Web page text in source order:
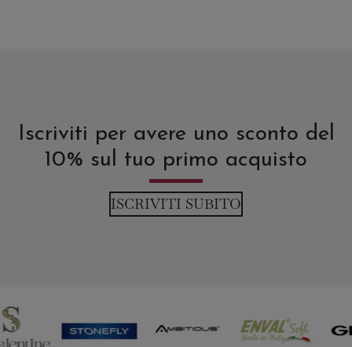
Iscriviti per avere uno sconto del
10% sul tuo primo acquisto
ISCRIVITI SUBITO